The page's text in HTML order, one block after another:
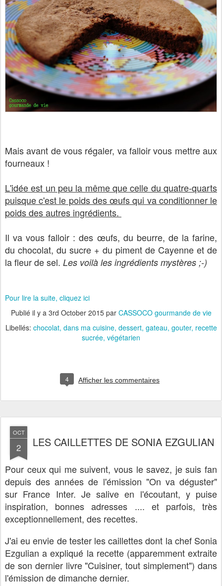
Mais avant de vous régaler, va falloir vous mettre aux
fourneaux !
L'idée est un peu la même que celle du quatre-quarts
puisque c'est le poids des œufs qui va conditionner le
poids des autres ingrédients.
Il va vous falloir : des œufs, du beurre, de la farine,
du chocolat, du sucre + du piment de Cayenne et de
la fleur de sel. Les voilà les ingrédients mystères ;-)
Pour lire la suite, cliquez ici
Publié il y a 3rd October 2015par CASSOCO gourmande de vie
Libellés: chocolat dans ma cuisine dessert gateau gouter recette
sucrée végétarien
4 Afficher les commentaires
OCT
2 LES CAILLETTES DE SONIA EZGULIAN
Pour ceux qui me suivent, vous le savez, je suis fan
depuis des années de l'émission "On va déguster"
sur France Inter. Je salive en l'écoutant, y puise
inspiration, bonnes adresses .... et parfois, très
exceptionnellement, des recettes.
J'ai eu envie de tester les caillettes dont la chef Sonia
Ezgulian a expliqué la recette (apparemment extraite
de son dernier livre "Cuisiner, tout simplement") dans
l'émission de dimanche dernier.